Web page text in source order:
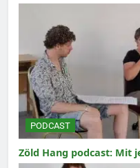
PODCAST
Zöld Hang podcast: Mit